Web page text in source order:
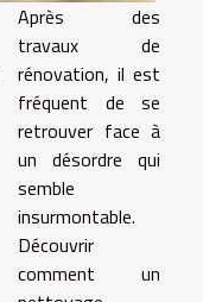
Après des
travaux de
rénovation, il est
fréquent de se
retrouver face à
un désordre qui
semble
insurmontable.
Découvrir
comment un